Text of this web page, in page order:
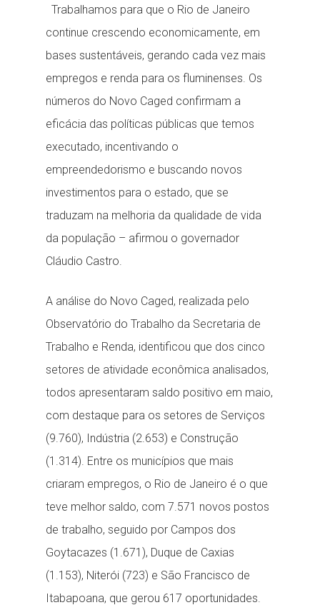
Trabalhamos para que o Rio de Janeiro
continue crescendo economicamente, em
bases sustentáveis, gerando cada vez mais
empregos e renda para os fluminenses. Os
números do Novo Caged confirmam a
eficácia das políticas públicas que temos
executado, incentivando o
empreendedorismo e buscando novos
investimentos para o estado, que se
traduzam na melhoria da qualidade de vida
da população – afirmou o governador
Cláudio Castro.
A análise do Novo Caged, realizada pelo
Observatório do Trabalho da Secretaria de
Trabalho e Renda, identificou que dos cinco
setores de atividade econômica analisados,
todos apresentaram saldo positivo em maio,
com destaque para os setores de Serviços
(9.760), Indústria (2.653) e Construção
(1.314). Entre os municípios que mais
criaram empregos, o Rio de Janeiro é o que
teve melhor saldo, com 7.571 novos postos
de trabalho, seguido por Campos dos
Goytacazes (1.671), Duque de Caxias
(1.153), Niterói (723) e São Francisco de
Itabapoana, que gerou 617 oportunidades.